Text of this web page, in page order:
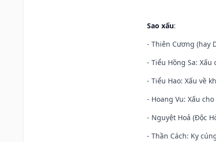
Sao xấu:
- Thiên Cương (hay
- Tiểu Hồng Sa: Xấu
- Tiểu Hao: Xấu về
- Hoang Vu: Xấu
- Nguyệt Hoả (Độc
- Thần Cách: Kỵ